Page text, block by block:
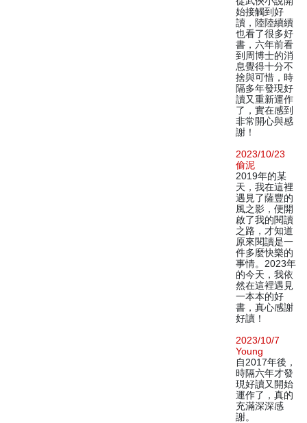
始接觸到好
讀，陸陸續續
也看了很多好
書，六年前看
到周博士的消
息覺得十分不
捨與可惜，時
隔多年發現好
讀又重新運作
了，實在感到
非常開心與感
謝！
2023/10/23
偷泥
2019年的某
天，我在這裡
遇見了薩豐的
風之影，便開
啟了我的閱讀
之路，才知道
原來閱讀是一
件多麼快樂的
事情。2023年
的今天，我依
然在這裡遇見
一本本的好
書，真心感謝
好讀！
2023/10/7
Young
自2017年後，
時隔六年才發
現好讀又開始
運作了，真的
充滿深深感
謝。